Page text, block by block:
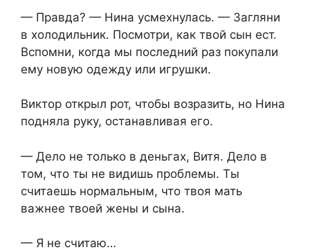
— Правда? — Нина усмехнулась. — Загляни
в холодильник. Посмотри, как твой сын ест.
Вспомни, когда мы последний раз покупали
ему новую одежду или игрушки.
Виктор открыл рот, чтобы возразить, но Нина
подняла руку, останавливая его.
— Дело не только в деньгах, Витя. Дело в
том, что ты не видишь проблемы. Ты
считаешь нормальным, что твоя мать
важнее твоей жены и сына.
— Я не считаю…